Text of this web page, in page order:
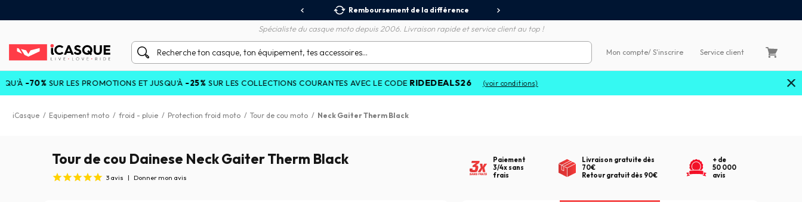
Remboursement de la différence
Spécialiste du casque moto depuis 2006. Livraison rapide et service client au top !
Mon compte/ S'inscrire Service client
SUR LES PROMOTIONS ET JUSQU'À-25%SUR LES COLLECTIONS COURANTES AVEC LE CODERIDEDEALS26 (voir conditions)
iCasque / Equipement moto / froid - pluie / Protection froid moto / Tour de cou moto / Neck Gaiter Therm Black
Tour de cou Dainese Neck Gaiter Therm Black
3 avis | Donner mon avis
Paiement
3/4x sans
frais
Livraison gratuite dès
70€
Retour gratuit dès 90€
+ de
50 000
avis